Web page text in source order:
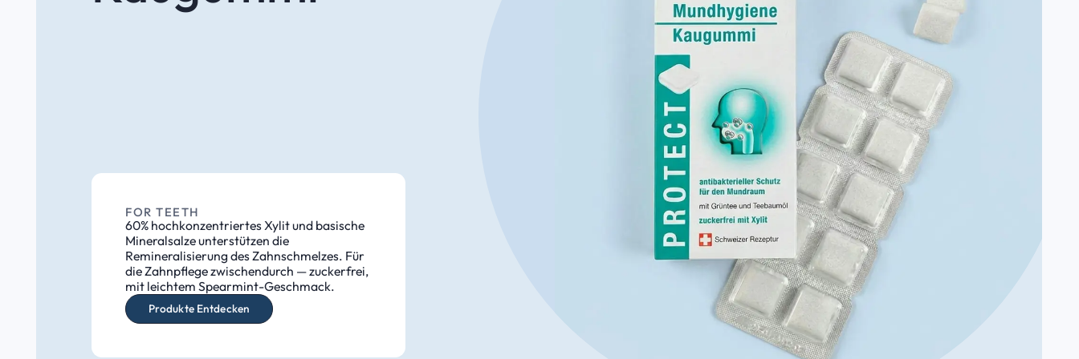
FOR TEETH
60% hochkonzentriertes Xylit und basische
Mineralsalze unterstützen die
Remineralisierung des Zahnschmelzes. Für
die Zahnpflege zwischendurch — zuckerfrei,
mit leichtem Spearmint-Geschmack.
Produkte Entdecken